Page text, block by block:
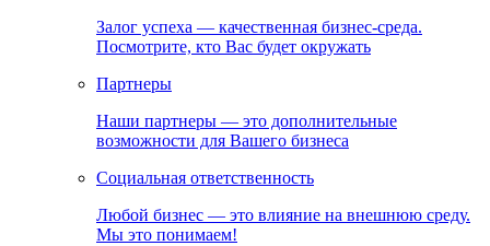
Залог успеха — качественная бизнес-среда.
Посмотрите, кто Вас будет окружать
Партнеры
Наши партнеры — это дополнительные
возможности для Вашего бизнеса
Социальная ответственность
Любой бизнес — это влияние на внешнюю среду.
Мы это понимаем!